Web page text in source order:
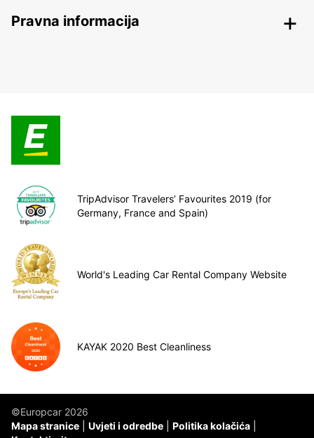
Pravna informacija
TripAdvisor Travelers’ Favourites 2019 (for
Germany, France and Spain)
World's Leading Car Rental Company Website
KAYAK 2020 Best Cleanliness
©Europcar 2026
Mapa stranice
Uvjeti i odredbe
Politika kolačića